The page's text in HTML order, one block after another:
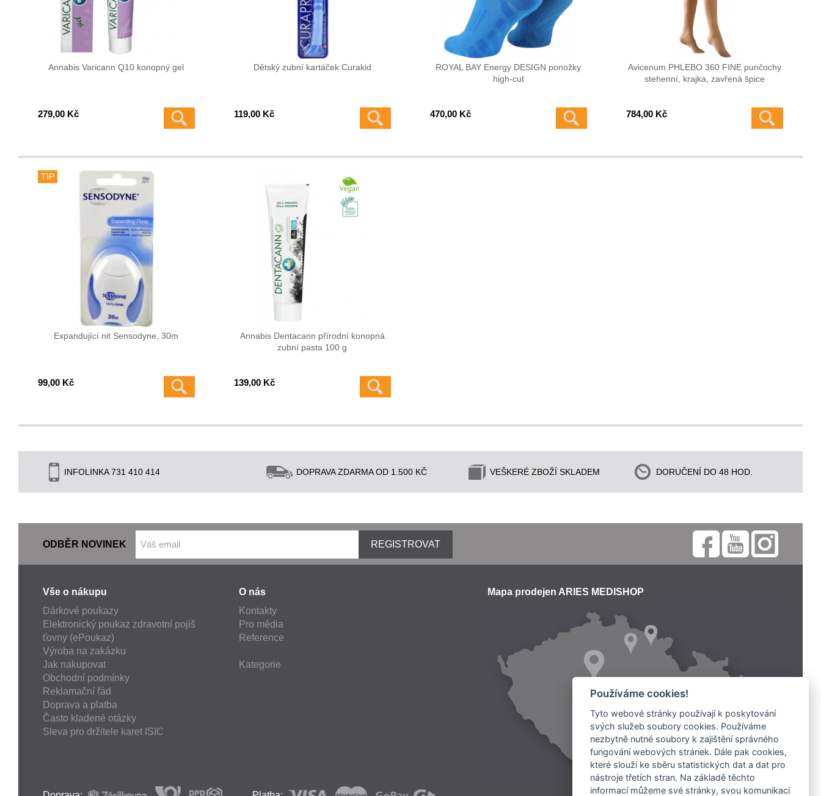
Annabis Varicann Q10 konopný gel
279,00 Kč
Dětský zubní kartáček Curakid
119,00 Kč
ROYAL BAY Energy DESIGN ponožky
high-cut
470,00 Kč
Avicenum PHLEBO 360 FINE punčochy
stehenní, krajka, zavřená špice
784,00 Kč
TIP
Expandující nit Sensodyne, 30m
99,00 Kč
Annabis Dentacann přírodní konopná
zubní pasta 100 g
139,00 Kč
INFOLINKA 731 410 414 DOPRAVA ZDARMA OD 1.500 KČ VEŠKERÉ ZBOŽÍ SKLADEM DORUČENÍ DO 48 HOD.
ODBĚR NOVINEK REGISTROVAT
Vše o nákupu
Dárkové poukazy
Elektronický poukaz zdravotní pojiš
ťovny (ePoukaz)
Výroba na zakázku
Jak nakupovat
Obchodní podmínky
Reklamační řád
Doprava a platba
Často kladené otázky
Sleva pro držitele karet ISIC
O nás
Kontakty
Pro média
Reference
Kategorie
Mapa prodejen ARIES MEDISHOP
Používáme cookies!
Tyto webové stránky používají k poskytování
svých služeb soubory cookies. Používáme
nezbytně nutné soubory k zajištění správného
fungování webových stránek. Dále pak cookies,
které slouží ke sběru statistických dat a dat pro
nástroje třetích stran. Na základě těchto
informací můžeme své stránky, svou komunikaci